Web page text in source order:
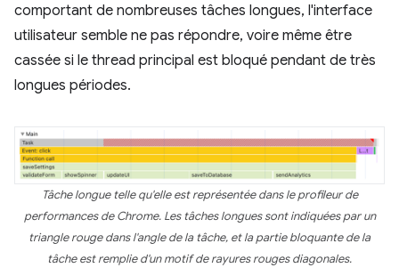
comportant de nombreuses tâches longues, l'interface
utilisateur semble ne pas répondre, voire même être
cassée si le thread principal est bloqué pendant de très
longues périodes.
Tâche longue telle qu'elle est représentée dans le profileur de
performances de Chrome. Les tâches longues sont indiquées par un
triangle rouge dans l'angle de la tâche, et la partie bloquante de la
tâche est remplie d'un motif de rayures rouges diagonales.